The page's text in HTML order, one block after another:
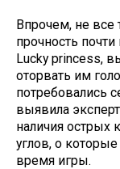
Впрочем, не все
прочность
Lucky princess,
оторвать им
потребовались
выявила
наличия острых
углов, о
время игры.